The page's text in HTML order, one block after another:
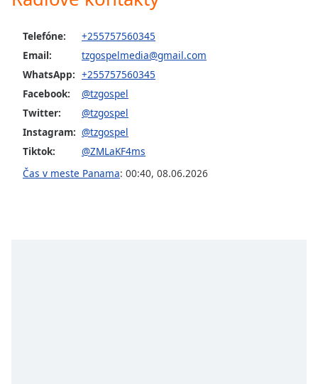
selected
Subtitles
subtitles
settings
opens
subtitles
settings
dialog
Telefóne:
+255757560345
Email:
tzgospelmedia@gmail.com
WhatsApp: +255757560345
Facebook:
@tzgospel
Twitter:
@tzgospel
Instagram: @tzgospel
Tiktok:
@ZMLaKF4ms
Čas v meste Panama: 00:40, 08.06.2026